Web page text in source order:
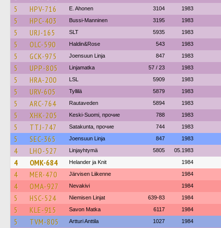
5
HPV-716 E. Ahonen 3104 1983
5 HPC-403 Bussi-Manninen 3195 1983
5 URJ-165 SLT 5935 1983
5 OLC-590 Haldin&Rose 543 1983
5 GCK-975 Joensuun Linja 847 1983
5 UPP-805 Linjamatka 57 / 23 1983
5 HRA-200 LSL 5909 1983
5 URV-605 Tyllilä 5879 1983
5 ARC-764 Rautaveden 5894 1983
5 XHK-205 Keski-Suomi, прочие 788 1983
5 TTJ-747 Satakunta, прочие 744 1983
5 SEC-365 Joensuun Linja 847 1983
4 LHO-527 Linjayhtymä 5805 05.1983
4 OMK-684 Helander ja Knit 1984
4 MER-470 Järvisen Liikenne 1984
4 OMA-927 Nevakivi 1984
5 HSC-524 Niemisen Linjat 639-83 1984
5 KLE-915 Savon Matka 6117 1984
5 TVM-805 Artturi Anttila 1027 1984